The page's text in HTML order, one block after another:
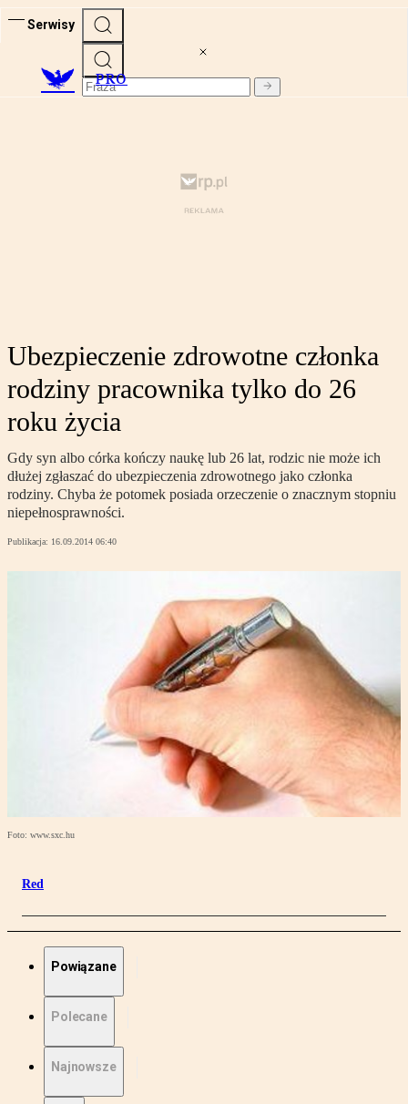
Serwisy
PRO
Ubezpieczenie zdrowotne członka
rodziny pracownika tylko do 26
roku życia
Gdy syn albo córka kończy naukę lub 26 lat, rodzic nie może ich
dłużej zgłaszać do ubezpieczenia zdrowotnego jako członka
rodziny. Chyba że potomek posiada orzeczenie o znacznym stopniu
niepełnosprawności.
Publikacja: 16.09.2014 06:40
Foto: www.sxc.hu
Red
Powiązane
Polecane
Najnowsze